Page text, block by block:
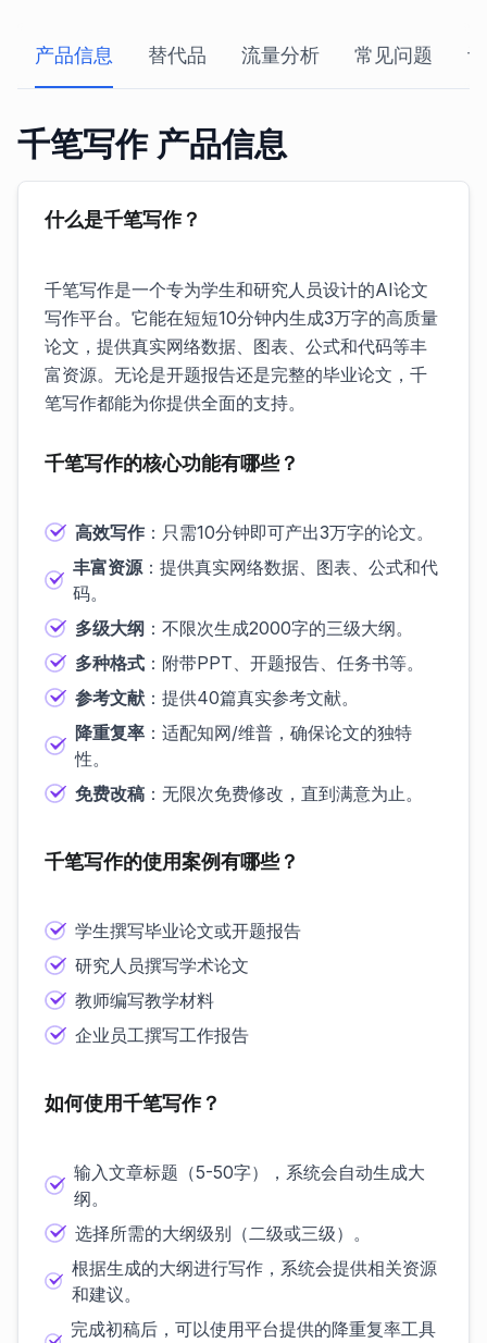
产品信息 替代品 流量分析 常见问题
千笔写作 产品信息
什么是千笔写作？
千笔写作是一个专为学生和研究人员设计的AI论文
写作平台。它能在短短10分钟内生成3万字的高质量
论文，提供真实网络数据、图表、公式和代码等丰
富资源。无论是开题报告还是完整的毕业论文，千
笔写作都能为你提供全面的支持。
千笔写作的核心功能有哪些？
高效写作 ：只需10分钟即可产出3万字的论文。
丰富资源：提供真实网络数据、图表、公式和代
码。
多级大纲 ：不限次生成2000字的三级大纲。
多种格式 ：附带PPT、开题报告、任务书等。
参考文献 ：提供40篇真实参考文献。
降重复率：适配知网/维普，确保论文的独特
性。
免费改稿 ：无限次免费修改，直到满意为止。
千笔写作的使用案例有哪些？
学生撰写毕业论文或开题报告
研究人员撰写学术论文
教师编写教学材料
企业员工撰写工作报告
如何使用千笔写作？
输入文章标题（5-50字），系统会自动生成大
纲。
选择所需的大纲级别（二级或三级）。
根据生成的大纲进行写作，系统会提供相关资源
和建议。
完成初稿后，可以使用平台提供的降重复率工具